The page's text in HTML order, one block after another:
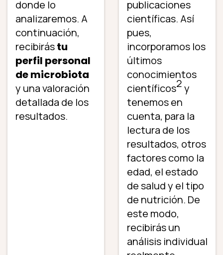
donde lo
analizaremos. A
continuación,
recibirástu
perfil personal
de microbiota
y una valoración
detallada de los
resultados.
publicaciones
científicas. Así
pues,
incorporamos los
últimos
conocimientos
científicos2y
tenemos en
cuenta, para la
lectura de los
resultados, otros
factores como la
edad, el estado
de salud y el tipo
de nutrición. De
este modo,
recibirás un
análisis individual